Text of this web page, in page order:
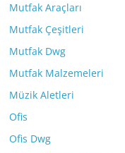
Mutfak Araçları
Mutfak Çeşitleri
Mutfak Dwg
Mutfak Malzemeleri
Müzik Aletleri
Ofis
Ofis Dwg